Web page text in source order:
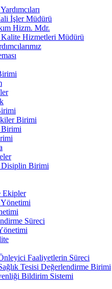
İşler Müdürü
Hizm. Mdr.
Kalite Hizmetleri Müdürü
Birimi
Birimi
Birimi
Ekipler
Süreci
Faaliyetlerin Süreci
Tesisi Değerlendirme Birimi
Bildirim Sistemi